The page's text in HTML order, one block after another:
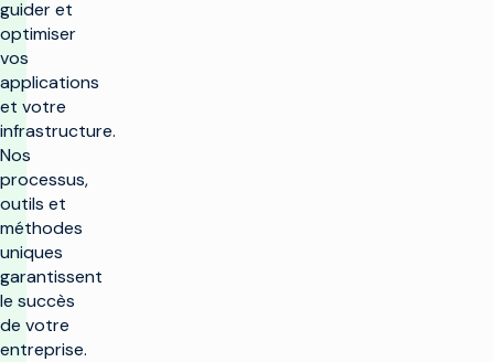
guider et
optimiser
vos
applications
et votre
infrastructure.
Nos
processus,
outils et
méthodes
uniques
garantissent
le succès
de votre
entreprise.